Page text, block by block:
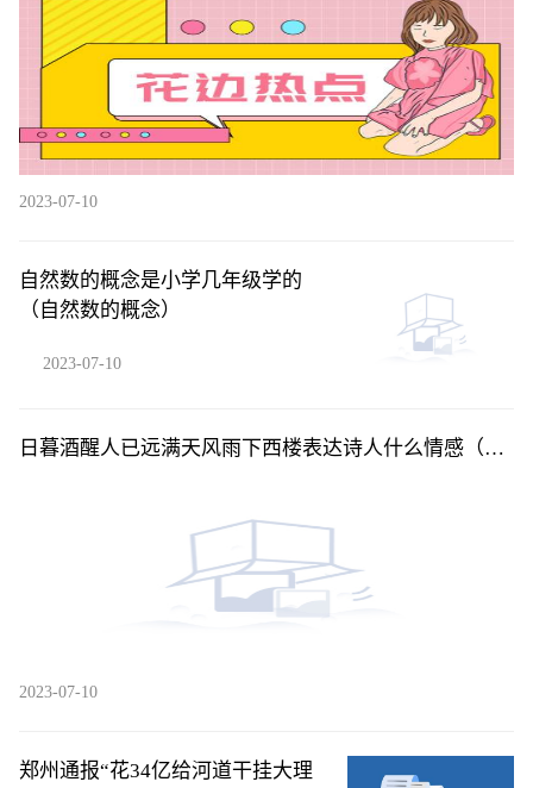
2023-07-10
自然数的概念是小学几年级学的
（自然数的概念）
2023-07-10
日暮酒醒人已远满天风雨下西楼表达诗人什么情感（日
2023-07-10
郑州通报“花34亿给河道干挂大理